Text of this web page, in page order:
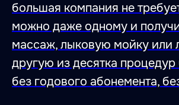
большая компания не
можно даже одному и
массаж, лыковую мойку или
другую из десятка процедур
без годового абонемента,